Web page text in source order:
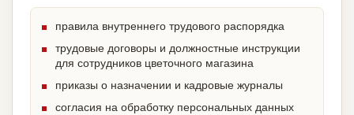
правила внутреннего трудового распорядка
трудовые договоры и должностные инструкции
для сотрудников цветочного магазина
приказы о назначении и кадровые журналы
согласия на обработку персональных данных